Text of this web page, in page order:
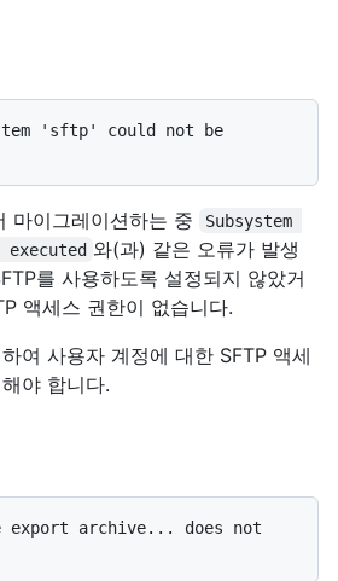
이그레이션하는 중
Subsystem
와(과) 같은 오류가 발생
를 사용하도록 설정되지 않았거
액세스 권한이 없습니다.
여 사용자 계정에 대한 SFTP 액세
야 합니다.